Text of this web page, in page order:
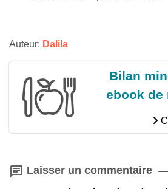
Auteur: Dalila
Bilan
ebook de
Laisser un commentaire